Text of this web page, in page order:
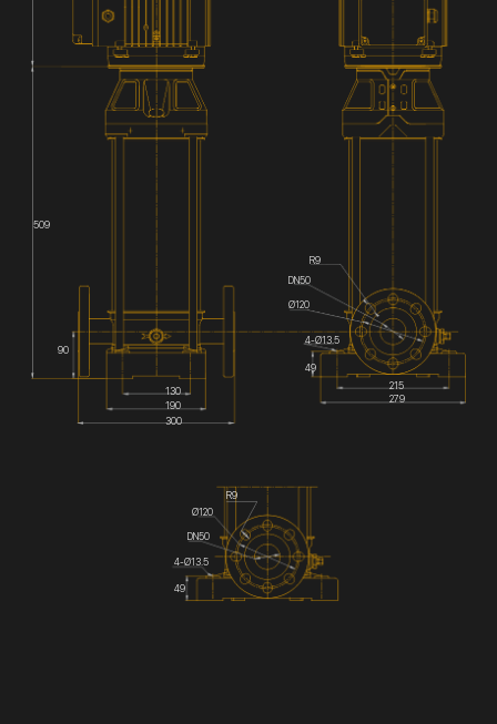
DN50
509
90
130
190
300
215
279
49
4-Ø13.5
Ø120
R9
DN50
R9
Ø120
4-Ø13.5
49